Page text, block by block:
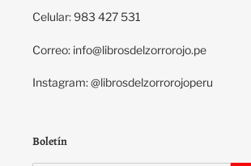
Celular: 983 427 531
Correo: info@librosdelzorrorojo.pe
Instagram: @librosdelzorrorojoperu
Boletín